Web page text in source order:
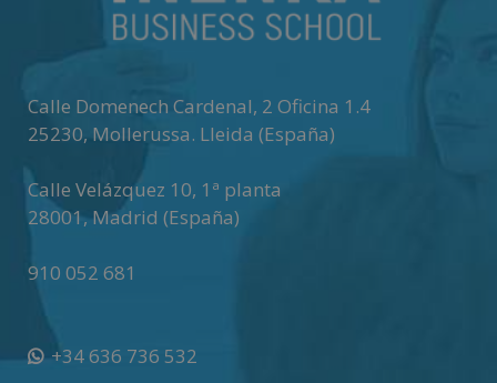
v
e
Calle Domenech Cardenal, 2 Oficina 1.4
25230, Mollerussa. Lleida (España)
Calle Velázquez 10, 1ª planta
28001,Madrid (España)
910 052 681
+34 636 736 532